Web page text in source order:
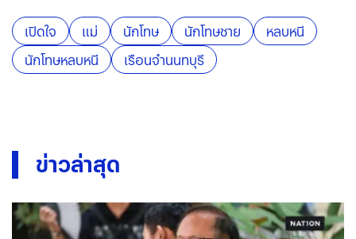
เปิดใจ แม่ นักโทษ นักโทษชาย
หลบหนี
นักโทษหลบหนี
เรือนจำนนทบุรี
ข่าวล่าสุด